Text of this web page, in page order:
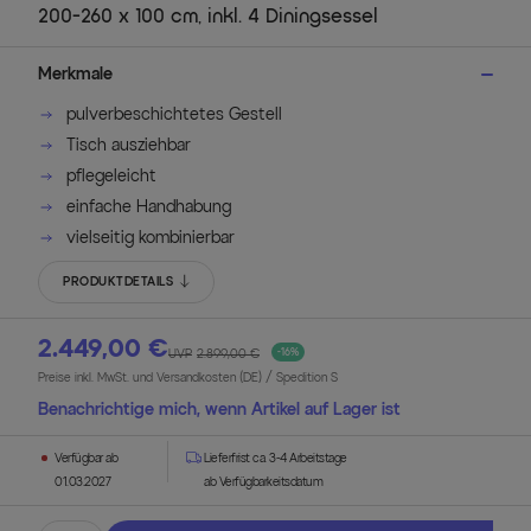
200-260 x 100 cm, inkl. 4 Diningsessel
Merkmale
pulverbeschichtetes Gestell
Tisch ausziehbar
pflegeleicht
einfache Handhabung
vielseitig kombinierbar
PRODUKTDETAILS
2.449,00 € -16%
UVP 2.899,00 €
Preise inkl. MwSt. und Versandkosten (DE) / Spedition S
Benachrichtige mich, wenn Artikel auf Lager ist
Verfügbar ab
01.03.2027
Lieferfrist ca. 3-4 Arbeitstage
ab Verfügbarkeitsdatum